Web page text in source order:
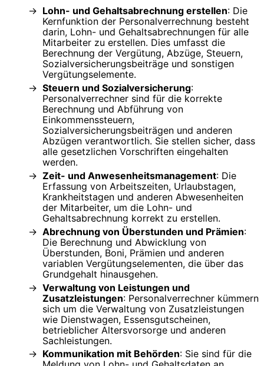
Lohn- und Gehaltsabrechnung erstellen: Die
Kernfunktion der Personalverrechnung besteht
darin, Lohn- und Gehaltsabrechnungen für alle
Mitarbeiter zu erstellen. Dies umfasst die
Berechnung der Vergütung, Abzüge, Steuern,
Sozialversicherungsbeiträge und sonstigen
Vergütungselemente.
Steuern und Sozialversicherung:
Personalverrechner sind für die korrekte
Berechnung und Abführung von
Einkommenssteuern,
Sozialversicherungsbeiträgen und anderen
Abzügen verantwortlich. Sie stellen sicher, dass
alle gesetzlichen Vorschriften eingehalten
werden.
Zeit- und Anwesenheitsmanagement: Die
Erfassung von Arbeitszeiten, Urlaubstagen,
Krankheitstagen und anderen Abwesenheiten
der Mitarbeiter, um die Lohn- und
Gehaltsabrechnung korrekt zu erstellen.
Abrechnung von Überstunden und Prämien:
Die Berechnung und Abwicklung von
Überstunden, Boni, Prämien und anderen
variablen Vergütungselementen, die über das
Grundgehalt hinausgehen.
Verwaltung von Leistungen und
Zusatzleistungen: Personalverrechner kümmern
sich um die Verwaltung von Zusatzleistungen
wie Dienstwagen, Essensgutscheinen,
betrieblicher Altersvorsorge und anderen
Sachleistungen.
Kommunikation mit Behörden: Sie sind für die